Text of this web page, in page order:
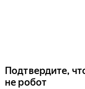
Подтвердите,
не робот